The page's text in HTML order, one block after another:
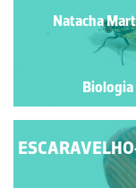
Natacha
Biologia
Natacha
Biologia